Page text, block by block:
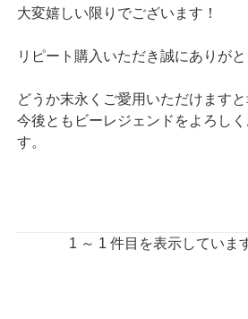
大変嬉しい限りでございます！
リピート購入いただき誠にありがと
どうか末永くご愛用いただけますと
今後ともビーレジェンドをよろし
す。
1 ～ 1 件目を表示していま